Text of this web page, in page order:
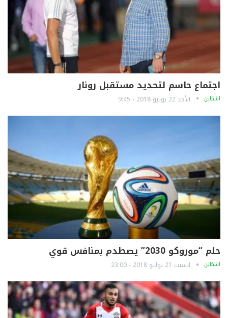
اجتماع حاسم لتحديد مستقبل رونار
آشكاين الأحد 22 يوليو 2018 - 9:45
حلم “موروكو 2030” يصطدم بمنافس قوي
آشكاين السبت 21 يوليو 2018 - 23:00